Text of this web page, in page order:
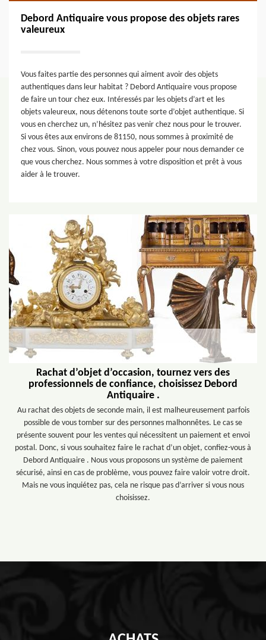
Debord Antiquaire vous propose des objets rares
valeureux
Vous faites partie des personnes qui aiment avoir des objets
authentiques dans leur habitat ? Debord Antiquaire vous propose
de faire un tour chez eux. Intéressés par les objets d’art et les
objets valeureux, nous détenons toute sorte d’objet authentique. Si
vous en cherchez un, n’hésitez pas venir chez nous pour le trouver.
Si vous êtes aux environs de 81150, nous sommes à proximité de
chez vous. Sinon, vous pouvez nous appeler pour nous demander ce
que vous cherchez. Nous sommes à votre disposition et prêt à vous
aider à le trouver.
Rachat d’objet d’occasion, tournez vers des
professionnels de confiance, choisissez Debord
Antiquaire .
Au rachat des objets de seconde main, il est malheureusement parfois
possible de vous tomber sur des personnes malhonnêtes. Le cas se
présente souvent pour les ventes qui nécessitent un paiement et envoi
postal. Donc, si vous souhaitez faire le rachat d’un objet, confiez-vous à
Debord Antiquaire . Nous vous proposons un système de paiement
sécurisé, ainsi en cas de problème, vous pouvez faire valoir votre droit.
Mais ne vous inquiétez pas, cela ne risque pas d’arriver si vous nous
choisissez.